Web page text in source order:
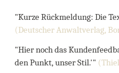
"Kurze Rückmeldung: Die
(Deutscher Anwaltverlag,
"Hier noch das
den Punkt, unser Stil.'"